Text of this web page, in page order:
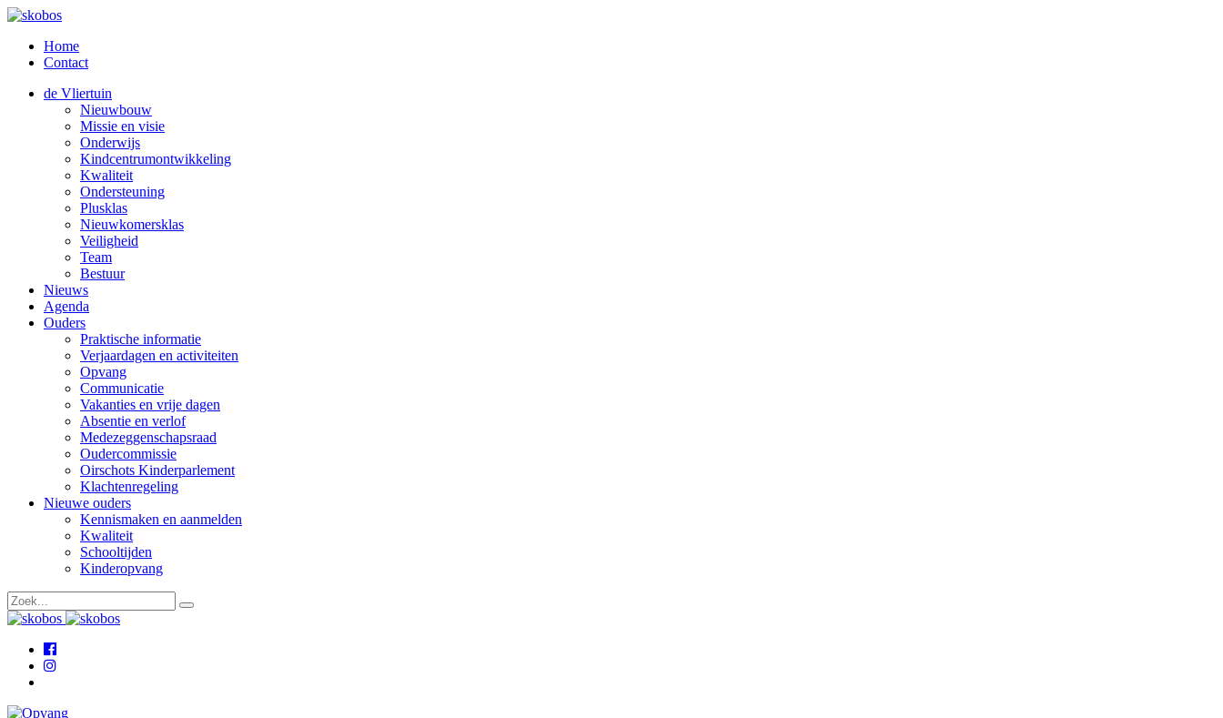
Home
Contact
de Vliertuin
Nieuwbouw
Missie en visie
Onderwijs
Kindcentrumontwikkeling
Kwaliteit
Ondersteuning
Plusklas
Nieuwkomersklas
Veiligheid
Team
Bestuur
Nieuws
Agenda
Ouders
Praktische informatie
Verjaardagen en activiteiten
Opvang
Communicatie
Vakanties en vrije dagen
Absentie en verlof
Medezeggenschapsraad
Oudercommissie
Oirschots Kinderparlement
Klachtenregeling
Nieuwe ouders
Kennismaken en aanmelden
Kwaliteit
Schooltijden
Kinderopvang